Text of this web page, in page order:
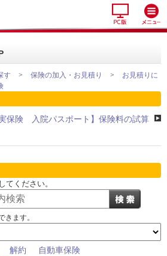
す > 保険の加入・お見積り >
お見積りに
保険 入院パスポート】保険料の試算
てください。
きます。
解約
自動車保険